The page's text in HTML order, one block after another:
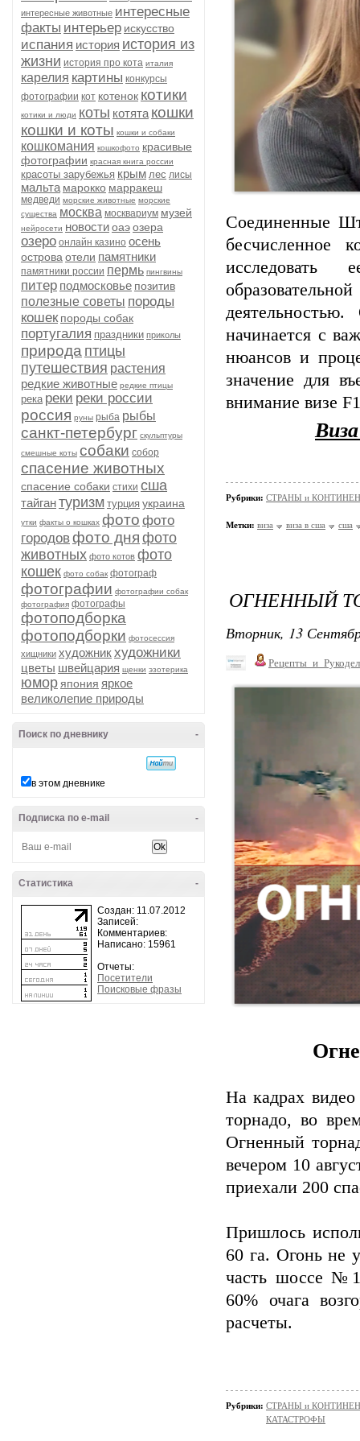
интересные животные интересные
факты интерьер искусство
испания история история из
жизни история про кота италия
карелия картины конкурсы
фотографии кот котенок котики
котики и люди коты котята кошки
кошки и коты кошки и собаки
кошкомания кошкофото красивые
фотографии красная книга россии
красоты зарубежья крым лес лисы
мальта марокко марракеш
медведи морские животные морские
существа москва москвариум музей
нейросети новостиоаэозера
озеро онлайн казино осень
острова отели памятники
памятники россии пермь пингвины
питер подмосковье позитив
полезные советы породы
кошек породы собак
португалия праздники приколы
природа птицы
путешествия растения
редкие животные редкие птицы
река реки реки россии
россия руны рыба рыбы
санкт-петербург скульптуры
смешные коты собаки собор
спасение животных
спасение собаки стихи сша
тайгантуризм турция украина
утки факты о кошках фото фото
городовфото дня фото
животных фото котов фото
кошек фото собак фотограф
фотографии фотографии собак
фотография фотографы
фотоподборка
фотоподборки фотосессия
хищники художникхудожники
цветы швейцария щенки эзотерика
юмор япония яркое
великолепие природы
-
Поиск по дневнику
в этом дневнике
-
Подписка по e-mail
-
Статистика
Создан: 11.07.2012
Записей:
Комментариев:
Написано: 15961
Отчеты:
Посетители
Поисковые фразы
Соединенные
бесчисленное
исследовать
начинается с
нюансов и
значение для
внимание визе
Рубрики: СТРАНЫ и
Метки: виза виза в сша сша
ОГНЕННЫЙ
Вторник, 13
На кадрах
торнадо, во
Огненный
вечером 10
приехали 200
Пришлось
60 га. Огонь не
часть шоссе
60% очага
расчеты.
Рубрики: СТРАНЫ и
КАТАСТРОФЫ